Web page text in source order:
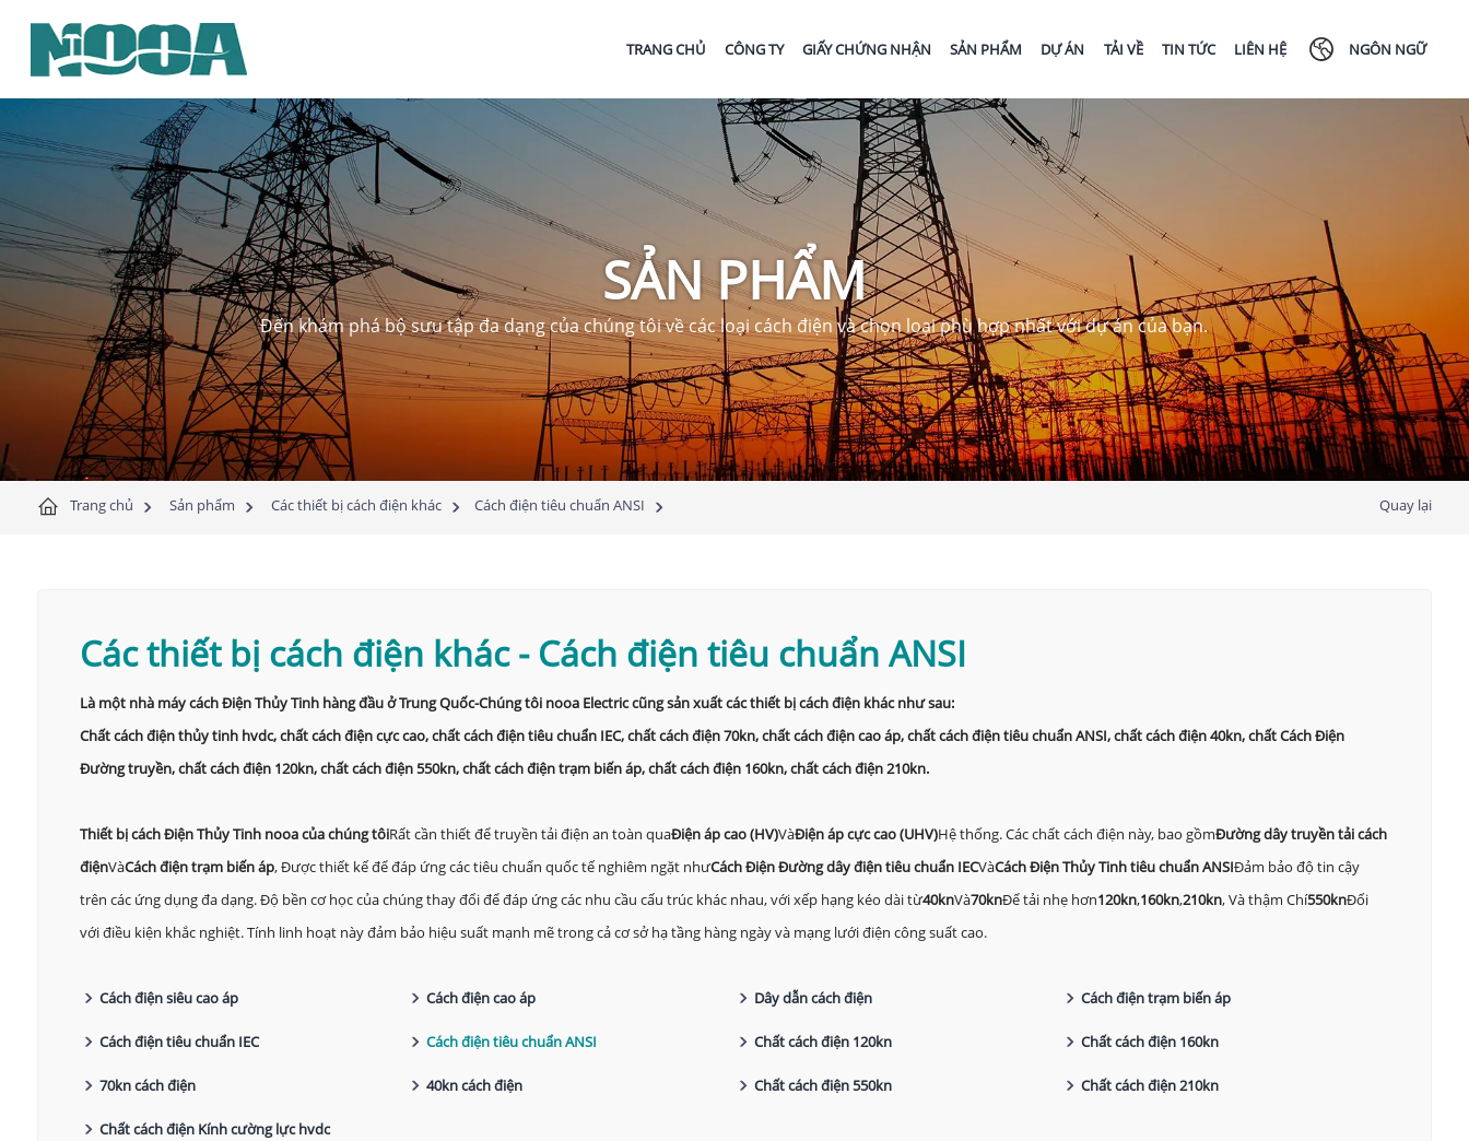
TRANG CHỦ CÔNG TY GIẤY CHỨNG NHẬN SẢN PHẨM DỰ ÁN TẢI VỀ TIN TỨC LIÊN HỆ NGÔN NGỮ
SẢN PHẨM
Đến khám phá bộ sưu tập đa dạng của chúng tôi về các loại cách điện và chọn loại phù hợp nhất với dự án của bạn.
Quay lại
Trang chủ Sản phẩm Các thiết bị cách điện khác Cách điện tiêu chuẩn ANSI
Các thiết bị cách điện khác- Cách điện tiêu chuẩn ANSI
Là một nhà máy cách Điện Thủy Tinh hàng đầu ở Trung Quốc-Chúng tôi nooa Electric cũng sản xuất các thiết bị cách điện khác như sau:
Chất cách điện thủy tinh hvdc, chất cách điện cực cao, chất cách điện tiêu chuẩn IEC, chất cách điện 70kn, chất cách điện cao áp, chất cách điện tiêu chuẩn ANSI, chất cách điện 40kn, chất Cách Điện
Đường truyền, chất cách điện 120kn, chất cách điện 550kn, chất cách điện trạm biến áp, chất cách điện 160kn, chất cách điện 210kn.
Thiết bị cách Điện Thủy Tinh nooa của chúng tôiRất cần thiết để truyền tải điện an toàn quaĐiện áp cao (HV)VàĐiện áp cực cao (UHV)Hệ thống. Các chất cách điện này, bao gồmĐường dây truyền tải cách
điệnVàCách điện trạm biến áp, Được thiết kế để đáp ứng các tiêu chuẩn quốc tế nghiêm ngặt nhưCách Điện Đường dây điện tiêu chuẩn IECVàCách Điện Thủy Tinh tiêu chuẩn ANSIĐảm bảo độ tin cậy
trên các ứng dụng đa dạng. Độ bền cơ học của chúng thay đổi để đáp ứng các nhu cầu cấu trúc khác nhau, với xếp hạng kéo dài từ40knVà70knĐể tải nhẹ hơn120kn,160kn,210kn, Và thậm Chí550knĐối
với điều kiện khắc nghiệt. Tính linh hoạt này đảm bảo hiệu suất mạnh mẽ trong cả cơ sở hạ tầng hàng ngày và mạng lưới điện công suất cao.
Cách điện siêu cao áp Cách điện cao áp Dây dẫn cách điện Cách điện trạm biến áp
Cách điện tiêu chuẩn IEC Cách điện tiêu chuẩn ANSI Chất cách điện 120kn Chất cách điện 160kn
70kn cách điện 40kn cách điện Chất cách điện 550kn Chất cách điện 210kn
Chất cách điện Kính cường lực hvdc